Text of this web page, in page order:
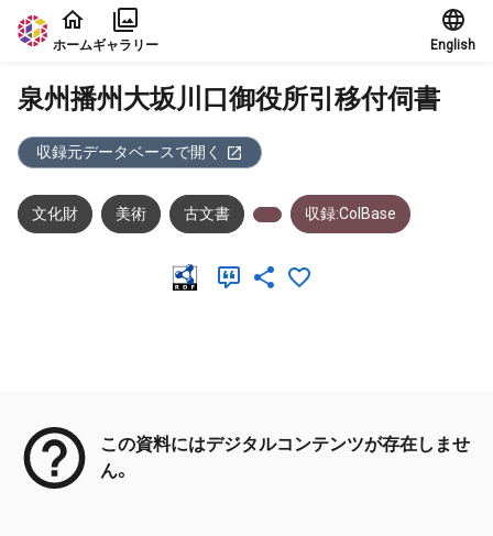
本文に飛ぶ
ホームギャラリー English
泉州播州大坂川口御役所引移付伺書
収録元データベースで開く
文化財 美術 古文書 収録:ColBase
この資料にはデジタルコンテンツが存在しませ
ん。